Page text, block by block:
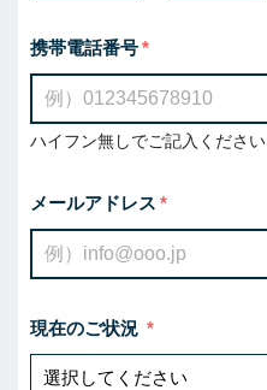
携帯電話番号
ハイフン無しでご記入ください
メールアドレス
現在のご状況